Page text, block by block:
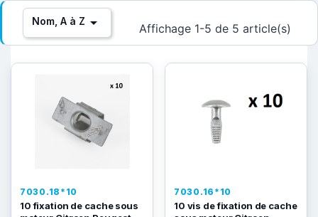
Nom, A à Z  Affichage 1-5 de 5 article(s)
7030.18*10
10 fixation de cache sous
7030.16*10
10 vis de fixation de cache